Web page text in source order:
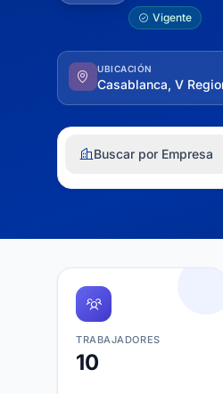
Vigente
UBICACIÓN
Casablanca, V
Buscar por Empresa
TRABAJADORES
10